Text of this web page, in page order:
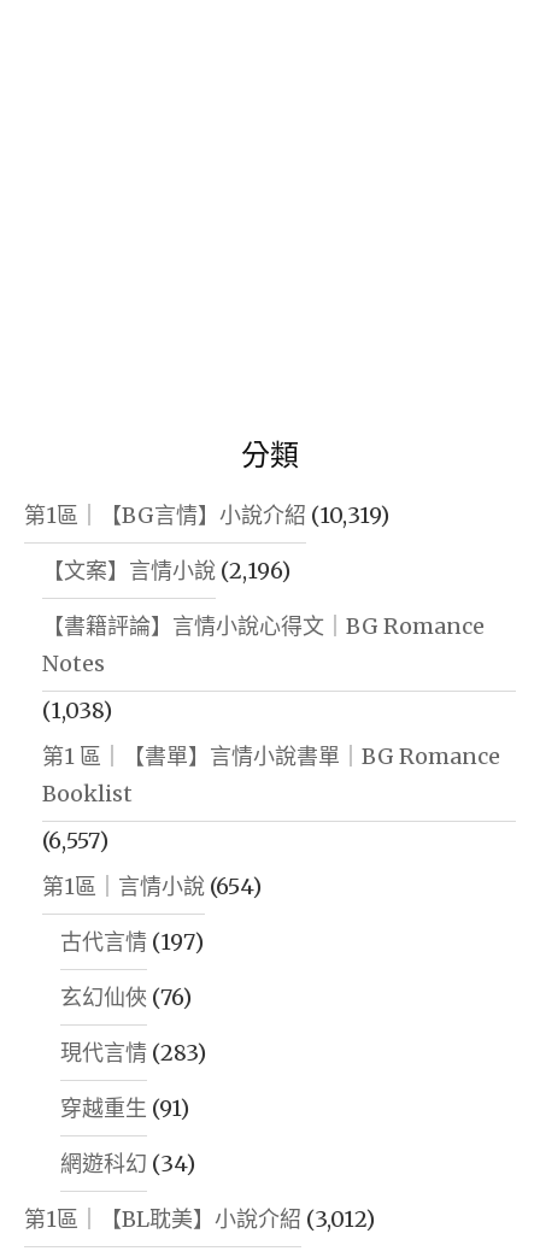
分類
第1區｜【BG言情】小說介紹 (10,319)
【文案】言情小說 (2,196)
【書籍評論】言情小說心得文｜BG Romance
Notes
(1,038)
第1 區｜【書單】言情小說書單｜BG Romance
Booklist
(6,557)
第1區｜言情小說 (654)
古代言情 (197)
玄幻仙俠 (76)
現代言情 (283)
穿越重生 (91)
網遊科幻 (34)
第1區｜【BL耽美】小說介紹 (3,012)